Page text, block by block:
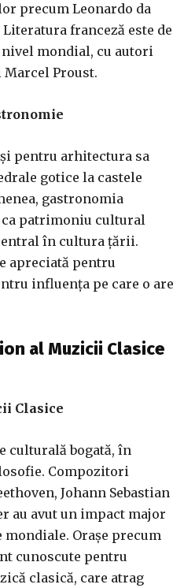
precum Leonardo da
franceză este de
nivel mondial, cu autori
Proust.
pentru arhitectura sa
gotice la castele
gastronomia
ca patrimoniu cultural
în cultura țării.
apreciată pentru
influența pe care o are
al Muzicii Clasice
Clasice
culturală bogată, în
Compozitori
Johann Sebastian
au avut un impact major
Orașe precum
cunoscute pentru
clasică, care atrag